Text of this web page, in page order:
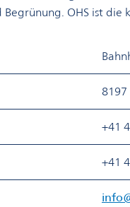
OHS ist
8197
​+41
​+41